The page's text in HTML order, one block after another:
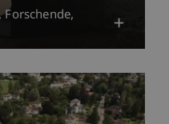
Forschende